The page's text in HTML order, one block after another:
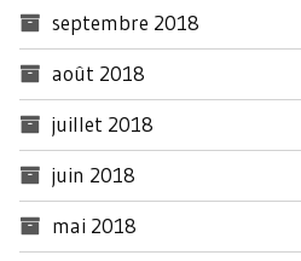
septembre 2018
août 2018
juillet 2018
juin 2018
mai 2018